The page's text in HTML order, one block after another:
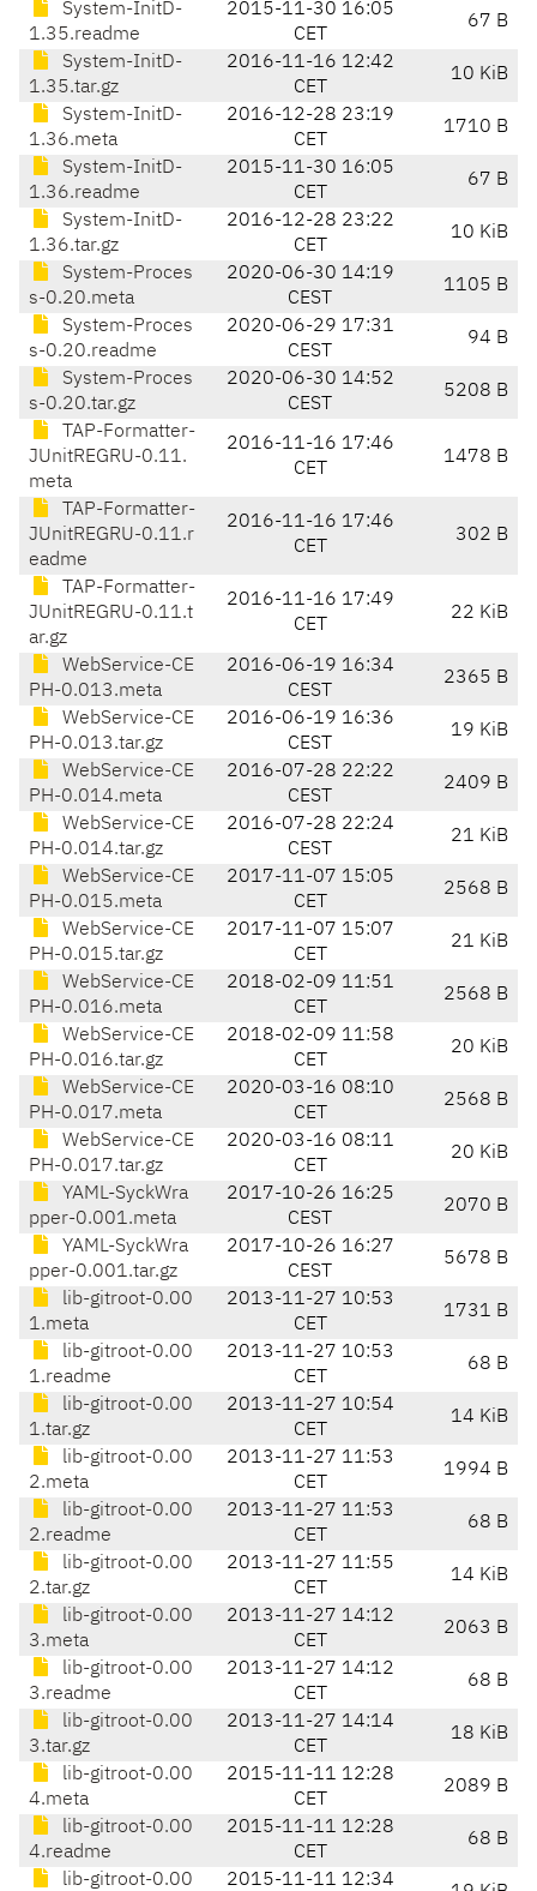
System-InitD-
1.35.readme
2015-11-30 16:05
CET
67 B
System-InitD-
1.35.tar.gz
2016-11-16 12:42
CET
10 KiB
System-InitD-
1.36.meta
2016-12-28 23:19
CET
1710 B
System-InitD-
1.36.readme
2015-11-30 16:05
CET
67 B
System-InitD-
1.36.tar.gz
2016-12-28 23:22
CET
10 KiB
System-Proces
s-0.20.meta
2020-06-30 14:19
CEST
1105 B
System-Proces
s-0.20.readme
2020-06-29 17:31
CEST
94 B
System-Proces
s-0.20.tar.gz
2020-06-30 14:52
CEST
5208 B
TAP-Formatter-
JUnitREGRU-0.11.
meta
2016-11-16 17:46
CET
1478 B
TAP-Formatter-
JUnitREGRU-0.11.r
eadme
2016-11-16 17:46
CET
302 B
TAP-Formatter-
JUnitREGRU-0.11.t
ar.gz
2016-11-16 17:49
CET
22 KiB
WebService-CE
PH-0.013.meta
2016-06-19 16:34
CEST
2365 B
WebService-CE
PH-0.013.tar.gz
2016-06-19 16:36
CEST
19 KiB
WebService-CE
PH-0.014.meta
2016-07-28 22:22
CEST
2409 B
WebService-CE
PH-0.014.tar.gz
2016-07-28 22:24
CEST
21 KiB
WebService-CE
PH-0.015.meta
2017-11-07 15:05
CET
2568 B
WebService-CE
PH-0.015.tar.gz
2017-11-07 15:07
CET
21 KiB
WebService-CE
PH-0.016.meta
2018-02-09 11:51
CET
2568 B
WebService-CE
PH-0.016.tar.gz
2018-02-09 11:58
CET
20 KiB
WebService-CE
PH-0.017.meta
2020-03-16 08:10
CET
2568 B
WebService-CE
PH-0.017.tar.gz
2020-03-16 08:11
CET
20 KiB
YAML-SyckWra
pper-0.001.meta
2017-10-26 16:25
CEST
2070 B
YAML-SyckWra
pper-0.001.tar.gz
2017-10-26 16:27
CEST
5678 B
lib-gitroot-0.00
1.meta
2013-11-27 10:53
CET
1731 B
lib-gitroot-0.00
1.readme
2013-11-27 10:53
CET
68 B
lib-gitroot-0.00
1.tar.gz
2013-11-27 10:54
CET
14 KiB
lib-gitroot-0.00
2.meta
2013-11-27 11:53
CET
1994 B
lib-gitroot-0.00
2.readme
2013-11-27 11:53
CET
68 B
lib-gitroot-0.00
2.tar.gz
2013-11-27 11:55
CET
14 KiB
lib-gitroot-0.00
3.meta
2013-11-27 14:12
CET
2063 B
lib-gitroot-0.00
3.readme
2013-11-27 14:12
CET
68 B
lib-gitroot-0.00
3.tar.gz
2013-11-27 14:14
CET
18 KiB
lib-gitroot-0.00
4.meta
2015-11-11 12:28
CET
2089 B
lib-gitroot-0.00
4.readme
2015-11-11 12:28
CET
68 B
lib-gitroot-0.00
2015-11-11 12:34